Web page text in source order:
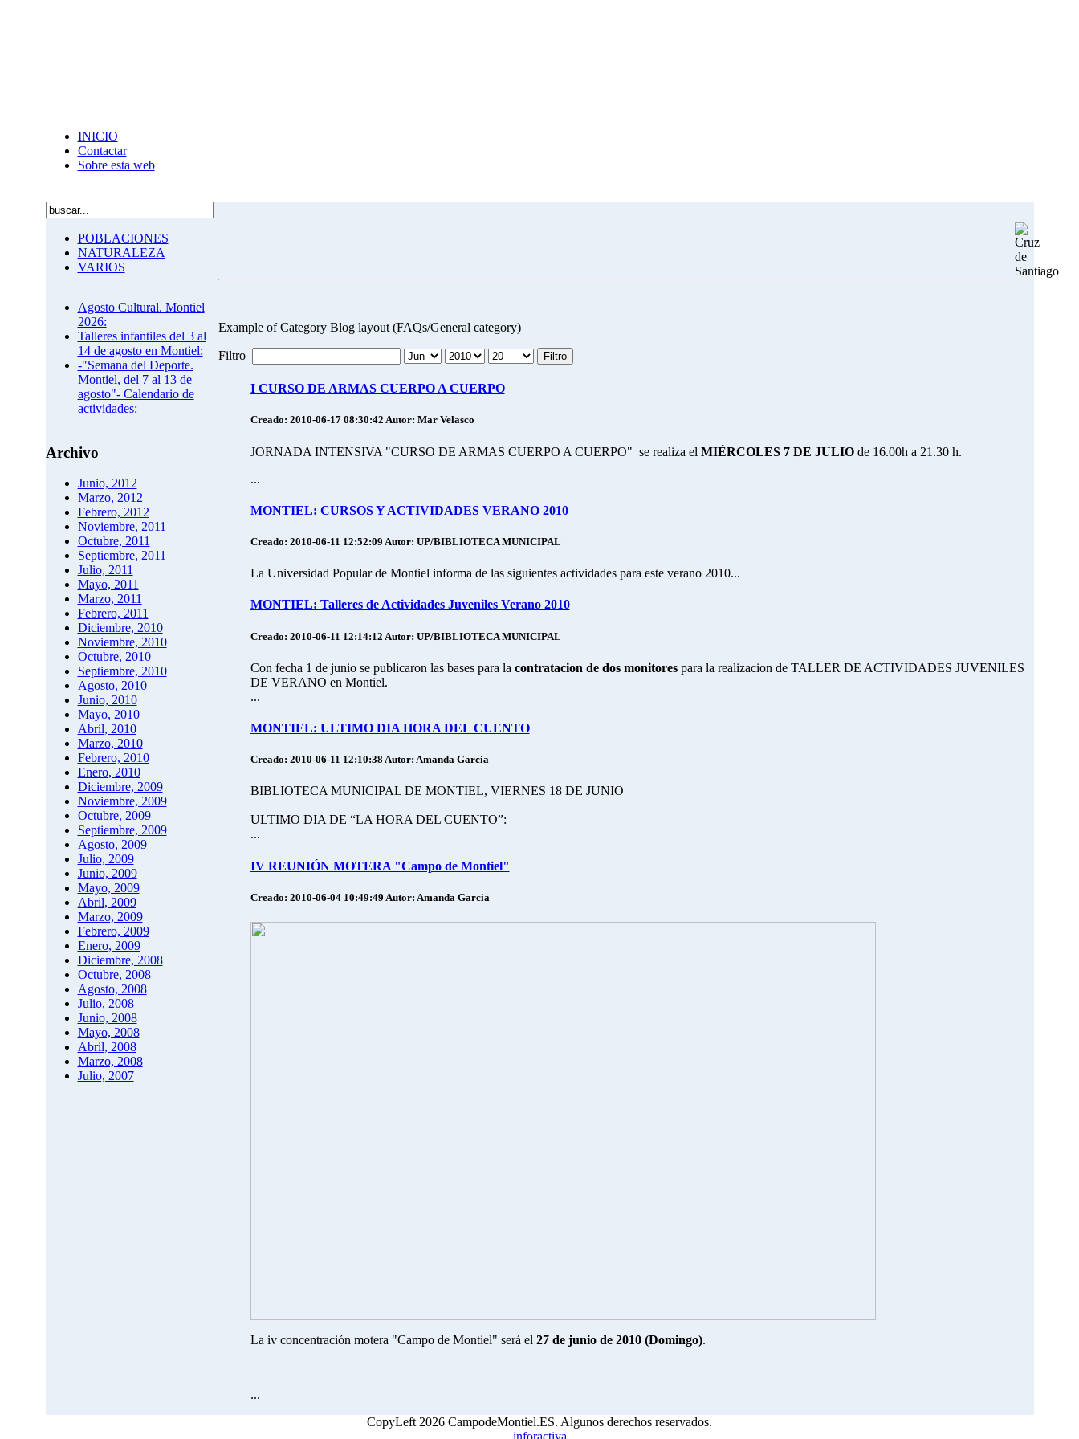
INICIO
Contactar
Sobre esta web
POBLACIONES
NATURALEZA
VARIOS
Agosto Cultural. Montiel
2026:
Talleres infantiles del 3 al
14 de agosto en Montiel:
-"Semana del Deporte.
Montiel, del 7 al 13 de
agosto"- Calendario de
actividades:
Archivo
Junio, 2012
Marzo, 2012
Febrero, 2012
Noviembre, 2011
Octubre, 2011
Septiembre, 2011
Julio, 2011
Mayo, 2011
Marzo, 2011
Febrero, 2011
Diciembre, 2010
Noviembre, 2010
Octubre, 2010
Septiembre, 2010
Agosto, 2010
Junio, 2010
Mayo, 2010
Abril, 2010
Marzo, 2010
Febrero, 2010
Enero, 2010
Diciembre, 2009
Noviembre, 2009
Octubre, 2009
Septiembre, 2009
Agosto, 2009
Julio, 2009
Junio, 2009
Mayo, 2009
Abril, 2009
Marzo, 2009
Febrero, 2009
Enero, 2009
Diciembre, 2008
Octubre, 2008
Agosto, 2008
Julio, 2008
Junio, 2008
Mayo, 2008
Abril, 2008
Marzo, 2008
Julio, 2007
Example of Category Blog layout (FAQs/General category)
Filtro Filtro
I CURSO DE ARMAS CUERPO A CUERPO
Creado: 2010-06-17 08:30:42 Autor: Mar Velasco
JORNADA INTENSIVA "CURSO DE ARMAS CUERPO A CUERPO" se realiza el MIÉRCOLES 7 DE JULIOde 16.00h a 21.30 h.
...
MONTIEL: CURSOS Y ACTIVIDADES VERANO 2010
Creado: 2010-06-11 12:52:09 Autor: UP/BIBLIOTECA MUNICIPAL
La Universidad Popular de Montiel informa de las siguientes actividades para este verano 2010...
MONTIEL: Talleres de Actividades Juveniles Verano 2010
Creado: 2010-06-11 12:14:12 Autor: UP/BIBLIOTECA MUNICIPAL
Con fecha 1 de junio se publicaron las bases para la contratacion de dos monitorespara la realizacion de TALLER DE ACTIVIDADES JUVENILES
DE VERANO en Montiel.
...
MONTIEL: ULTIMO DIA HORA DEL CUENTO
Creado: 2010-06-11 12:10:38 Autor: Amanda Garcia
BIBLIOTECA MUNICIPAL DE MONTIEL, VIERNES 18 DE JUNIO
ULTIMO DIA DE “LA HORA DEL CUENTO”:
...
IV REUNIÓN MOTERA "Campo de Montiel"
Creado: 2010-06-04 10:49:49 Autor: Amanda Garcia
La iv concentración motera "Campo de Montiel" será el 27 de junio de 2010 (Domingo).
...
CopyLeft 2026 CampodeMontiel.ES. Algunos derechos reservados.
inforactiva